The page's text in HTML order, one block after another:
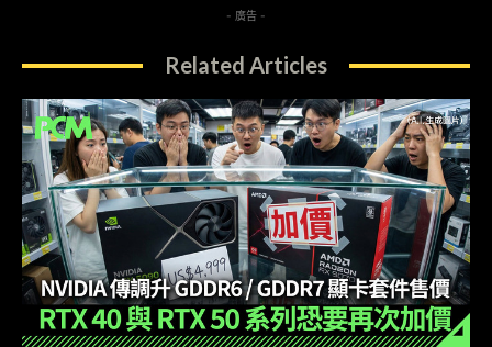
- 廣告 -
Related Articles